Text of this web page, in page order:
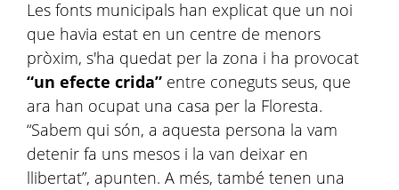
Les fonts municipals han explicat que un noi
que havia estat en un centre de menors
pròxim, s'ha quedat per la zona i ha provocat
“un efecte crida” entre coneguts seus, que
ara han ocupat una casa per la Floresta.
“Sabem qui són, a aquesta persona la vam
detenir fa uns mesos i la van deixar en
llibertat”, apunten. A més, també tenen una